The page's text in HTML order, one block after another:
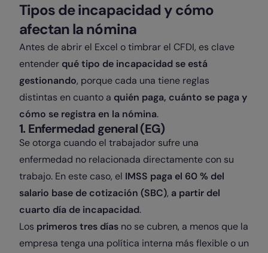
Tipos de incapacidad y cómo
afectan la nómina
Antes de abrir el Excel o timbrar el CFDI, es clave
entender qué tipo de incapacidad se está
gestionando, porque cada una tiene reglas
distintas en cuanto a quién paga, cuánto se paga y
cómo se registra en la nómina.
1. Enfermedad general (EG)
Se otorga cuando el trabajador sufre una
enfermedad no relacionada directamente con su
trabajo. En este caso, el IMSS paga el 60 % del
salario base de cotización (SBC), a partir del
cuarto día de incapacidad.
Los primeros tres días no se cubren, a menos que la
empresa tenga una política interna más flexible o un